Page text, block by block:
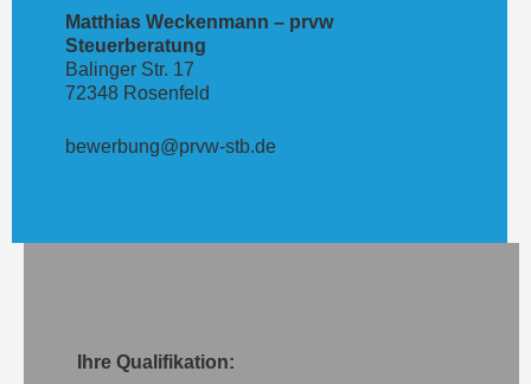
Matthias Weckenmann – prvw
Steuerberatung
Balinger Str. 17
72348 Rosenfeld
bewerbung@prvw-stb.de
Ihre Qualifikation: